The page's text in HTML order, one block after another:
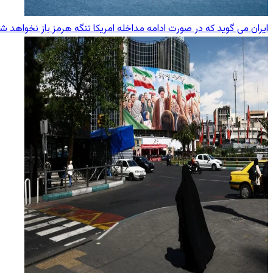
ایران می گوید که در صورت ادامه مداخله امریکا تنگه هرمز باز نخواهد